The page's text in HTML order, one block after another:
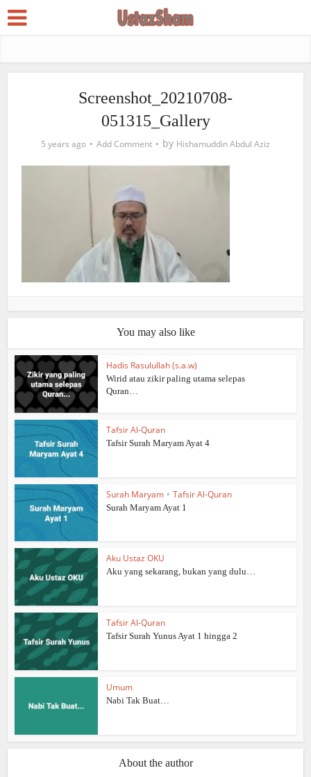
Screenshot_20210708-
051315_Gallery
5 years ago Add Comment by Hishamuddin Abdul Aziz
You may also like
Hadis Rasulullah (s.a.w)
Wirid atau zikir paling utama selepas
Quran…
Tafsir Al-Quran
Tafsir Surah Maryam Ayat 4
Surah Maryam • Tafsir Al-Quran
Surah Maryam Ayat 1
Aku Ustaz OKU
Aku yang sekarang, bukan yang dulu…
Tafsir Al-Quran
Tafsir Surah Yunus Ayat 1 hingga 2
Umum
Nabi Tak Buat…
About the author